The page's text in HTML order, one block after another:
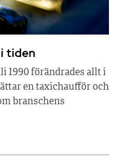
tiden
1990 förändrades allt i
en taxichaufför och
branschens